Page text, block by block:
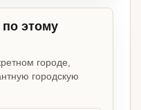
этому
городе,
городскую